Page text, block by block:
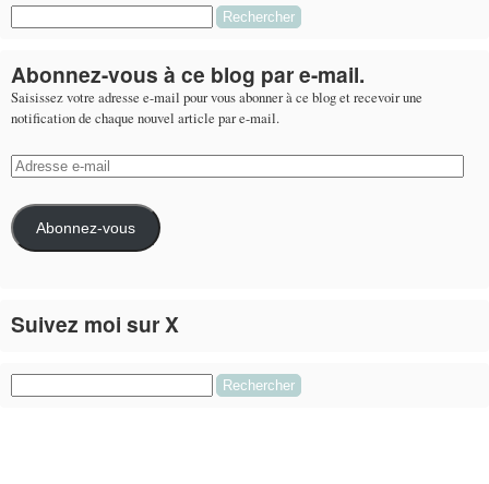
Abonnez-vous à ce blog par e-mail.
Saisissez votre adresse e-mail pour vous abonner à ce blog et recevoir une
notification de chaque nouvel article par e-mail.
Adresse
mail
Abonnez-vous
Suivez moi sur X